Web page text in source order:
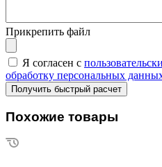
Прикрепить файл
Я согласен с
обработку персональных
Похожие товары